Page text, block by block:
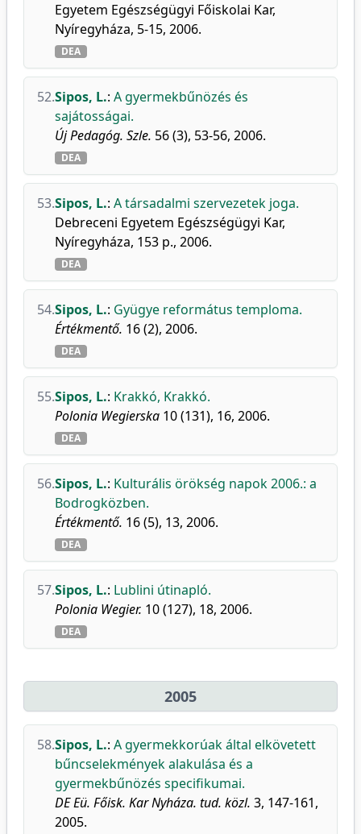
Egyetem Egészségügyi Főiskolai Kar,
Nyíregyháza, 5-15, 2006.
DEA
52.Sipos, L.: A gyermekbűnözés és
sajátosságai.
Új Pedagóg. Szle. 56 (3), 53-56, 2006.
DEA
53.Sipos, L.: A társadalmi szervezetek joga.
Debreceni Egyetem Egészségügyi Kar,
Nyíregyháza, 153 p., 2006.
DEA
54.Sipos, L.: Gyügye református temploma.
Értékmentő. 16 (2), 2006.
DEA
55.Sipos, L.: Krakkó, Krakkó.
Polonia Wegierska 10 (131), 16, 2006.
DEA
56.Sipos, L.: Kulturális örökség napok 2006.: a
Bodrogközben.
Értékmentő. 16 (5), 13, 2006.
DEA
57.Sipos, L.: Lublini útinapló.
Polonia Wegier. 10 (127), 18, 2006.
DEA
2005
58.Sipos, L.: A gyermekkorúak által elkövetett
bűncselekmények alakulása és a
gyermekbűnözés specifikumai.
DE Eü. Főisk. Kar Nyháza. tud. közl. 3, 147-161,
2005.